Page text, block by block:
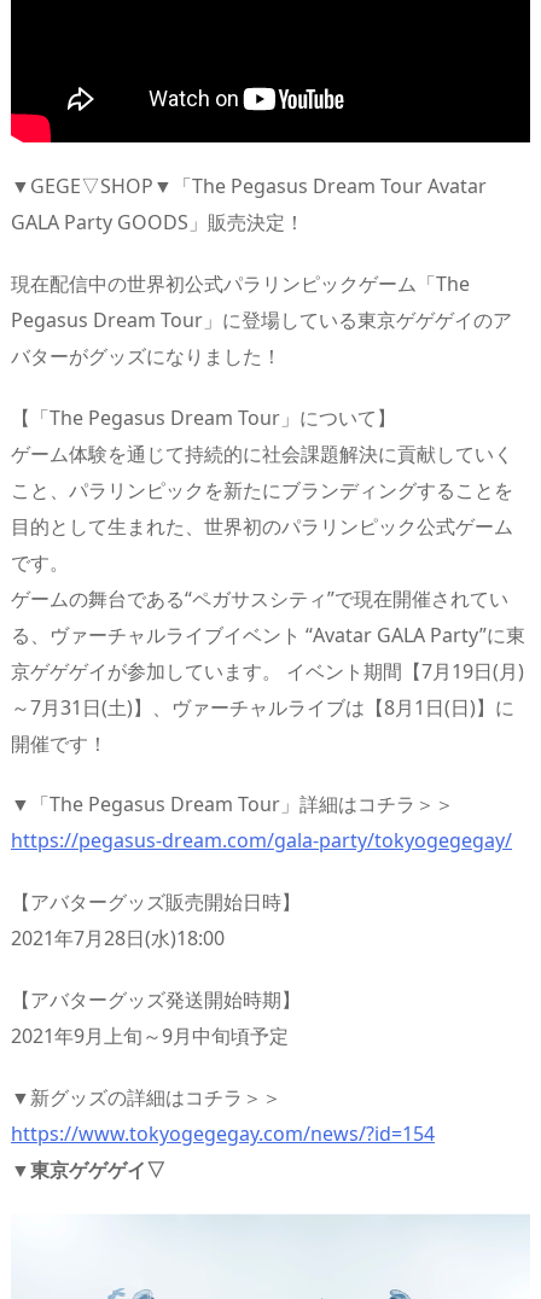
▼GEGE▽SHOP▼「The Pegasus Dream Tour Avatar
GALA Party GOODS」販売決定！
現在配信中の世界初公式パラリンピックゲーム「The
Pegasus Dream Tour」に登場している東京ゲゲゲイのア
バターがグッズになりました！
【「The Pegasus Dream Tour」について】
ゲーム体験を通じて持続的に社会課題解決に貢献していく
こと、パラリンピックを新たにブランディングすることを
目的として生まれた、世界初のパラリンピック公式ゲーム
です。
ゲームの舞台である“ペガサスシティ”で現在開催されてい
る、ヴァーチャルライブイベント “Avatar GALA Party”に東
京ゲゲゲイが参加しています。 イベント期間【7月19日(月)
～7月31日(土)】、ヴァーチャルライブは【8月1日(日)】に
開催です！
▼「The Pegasus Dream Tour」詳細はコチラ＞＞
https://pegasus-dream.com/gala-party/tokyogegegay/
【アバターグッズ販売開始日時】
2021年7月28日(水)18:00
【アバターグッズ発送開始時期】
2021年9月上旬～9月中旬頃予定
▼新グッズの詳細はコチラ＞＞
https://www.tokyogegegay.com/news/?id=154
▼東京ゲゲゲイ▽